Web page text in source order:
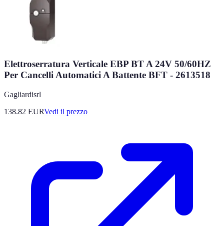
Elettroserratura Verticale EBP BT A 24V 50/60HZ
Per Cancelli Automatici A Battente BFT - 2613518
Gagliardisrl
138.82 EURVedi il prezzo